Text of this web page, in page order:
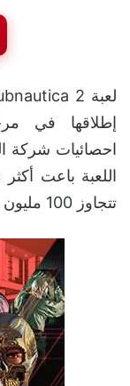
إطلاقها في
تتجاوز 100 مليون دولار خلال أسبوع وحيد.